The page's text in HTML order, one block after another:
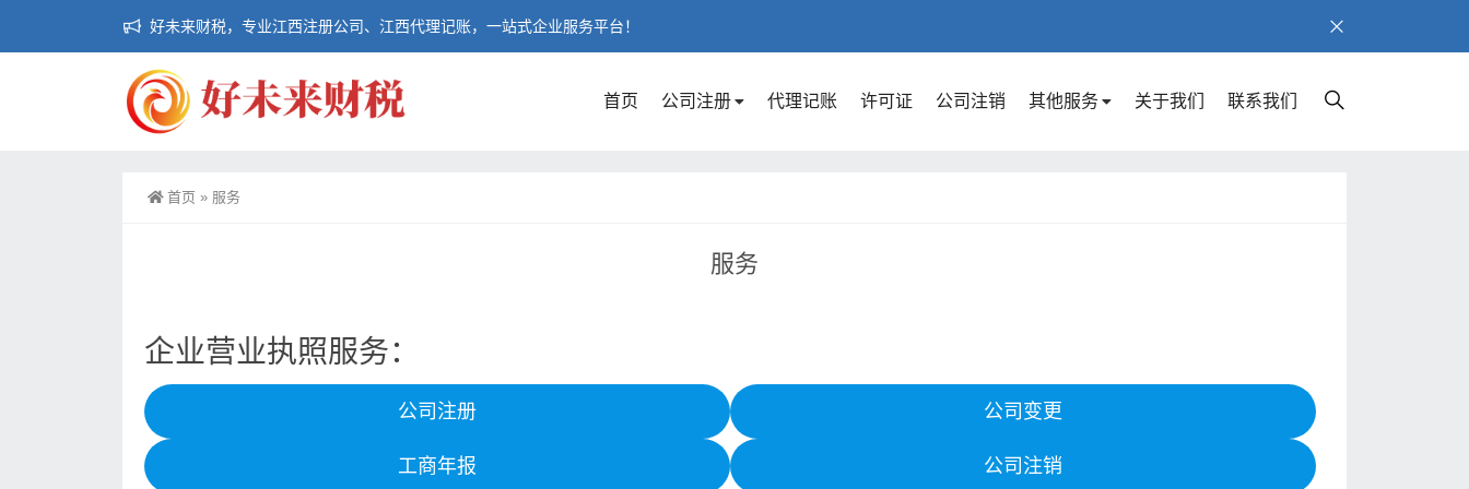
好未来财税，专业江西注册公司、江西代理记账，一站式企业服务平台！
首页 公司注册 代理记账 许可证 公司注销 其他服务 关于我们 联系我们
首页 » 服务
服务
企业营业执照服务：
公司注册 公司变更
工商年报 公司注销